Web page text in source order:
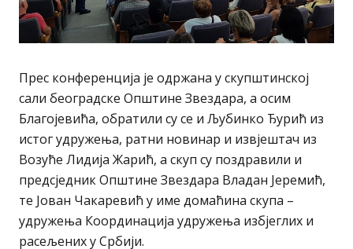
Прес конференција је одржана у скупштинској
сали београдске Општине Звездара, а осим
Благојевића, обратили су се и Љубинко Ђурић из
истог удружења, ратни новинар и извјештач из
Возуће Лидија Жарић, а скуп су поздравили и
предсједник Општине Звездара Владан Јеремић,
те Јован Чакаревић у име домаћина скупа –
удружења Координација удружења избјеглих и
расељених у Србији.